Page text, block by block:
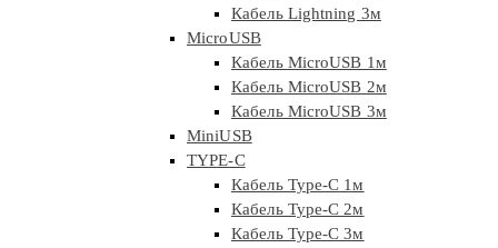
Кабель Lightning 3м
MicroUSB
Кабель MicroUSB 1м
Кабель MicroUSB 2м
Кабель MicroUSB 3м
MiniUSB
TYPE-C
Кабель Type-C 1м
Кабель Type-C 2м
Кабель Type-C 3м